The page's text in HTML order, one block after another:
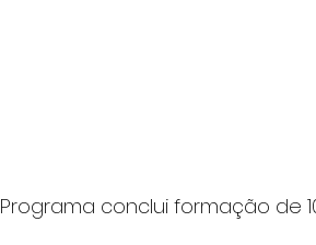
Programa conclui formação de